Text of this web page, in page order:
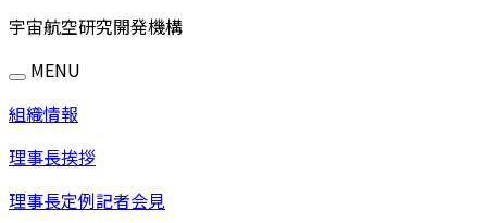
宇宙航空研究開発機構
MENU
組織情報
理事長挨拶
理事長定例記者会見